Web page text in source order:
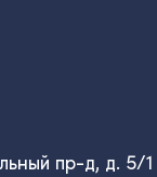
пр-д, д. 5/